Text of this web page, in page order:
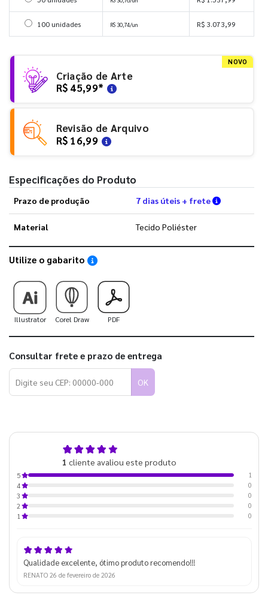
Selecionar 100 unidades
100 unidades R$ 30,74/un R$ 3.073,99
NOVO
Criação de Arte
R$ 45,99*
Revisão de Arquivo
R$ 16,99
Especificações do Produto
Prazo de produção 7 dias úteis + frete Verifique
Material Tecido Poliéster
Utilize o gabarito Saiba como utilizar os nossos gabaritos
Illustrator Corel Draw PDF
Consultar frete e prazo de entrega
OK
1 cliente avaliou este produto
5
1
4
0
3
0
2
0
1
0
Qualidade excelente, ótimo produto recomendo!!!
RENATO 26 de fevereiro de 2026